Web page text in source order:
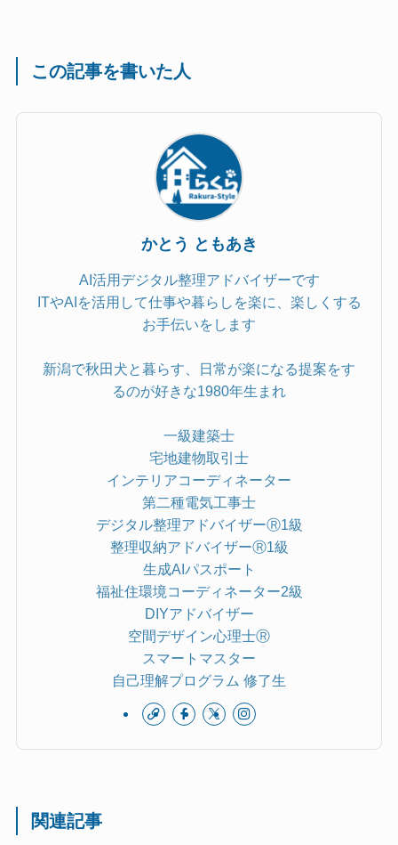
この記事を書いた人
かとう ともあき
AI活用デジタル整理アドバイザーです
ITやAIを活用して仕事や暮らしを楽に、楽しくする
お手伝いをします
新潟で秋田犬と暮らす、日常が楽になる提案をす
るのが好きな1980年生まれ
一級建築士
宅地建物取引士
インテリアコーディネーター
第二種電気工事士
デジタル整理アドバイザーⓇ1級
整理収納アドバイザーⓇ1級
生成AIパスポート
福祉住環境コーディネーター2級
DIYアドバイザー
空間デザイン心理士Ⓡ
スマートマスター
自己理解プログラム 修了生
関連記事